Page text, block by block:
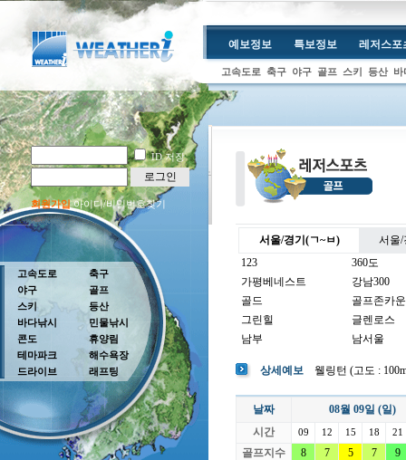
ID 저장
로그인
회원가입아이디/비밀번호찾기
예보정보 특보정보 레저스포
고속도로 축구 야구 골프 스키 등산 바
고속도로
야구
스키
바다낚시
콘도
테마파크
드라이브
축구
골프
등산
민물낚시
휴양림
해수욕장
래프팅
서울/경기(ㄱ~ㅂ)
서울/
123
360도
가평베네스트
강남300
골드
골프존카
그린힐
글렌로스
남부
남서울
뉴코리아
더반
더크로스비
더헤븐
라싸
락가든
로제비앙
루트52
마에스트로
마이다스
상세예보 웰링턴 (고도 :
날짜
08월 09일 (일)
시간
09 12 15 18 21
골프지수 8 7 5 7
9